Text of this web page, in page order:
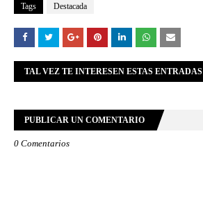
Tags Destacada
TAL VEZ TE INTERESEN ESTAS ENTRADAS
PUBLICAR UN COMENTARIO
0 Comentarios